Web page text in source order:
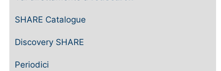
SHARE Catalogue
Discovery SHARE
Periodici